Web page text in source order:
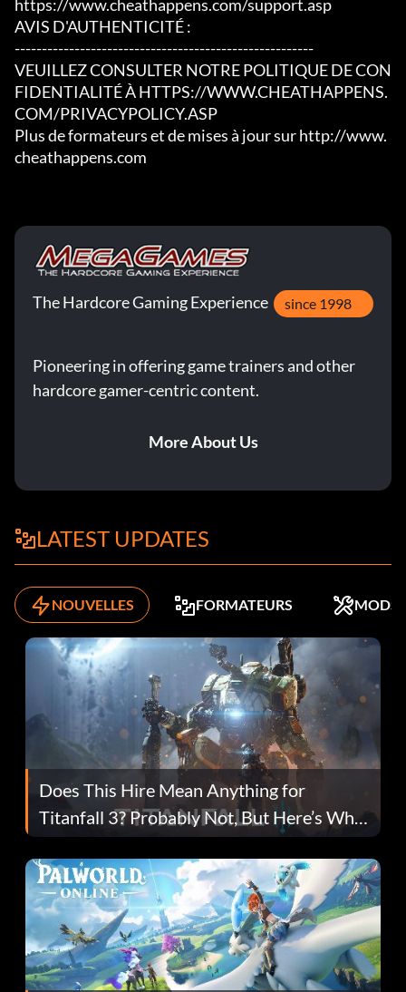
https://www.cheathappens.com/support.asp
AVIS D'AUTHENTICITÉ :
-------------------------------------------------------
VEUILLEZ CONSULTER NOTRE POLITIQUE DE CON
FIDENTIALITÉ À HTTPS://WWW.CHEATHAPPENS.
COM/PRIVACYPOLICY.ASP
Plus de formateurs et de mises à jour sur http://www.
cheathappens.com
The Hardcore Gaming Experience since 1998
Pioneering in offering game trainers and other
hardcore gamer-centric content.
More About Us
LATEST UPDATES
NOUVELLES FORMATEURS MODS
Does This Hire Mean Anything for
Titanfall 3? Probably Not, But Here’s Why
Fans Are Hopeful